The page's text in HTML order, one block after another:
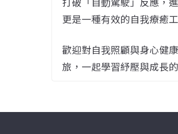
更是一種有效的自我療癒
歡迎對自我照顧與身心健
旅，一起學習紓壓與成長